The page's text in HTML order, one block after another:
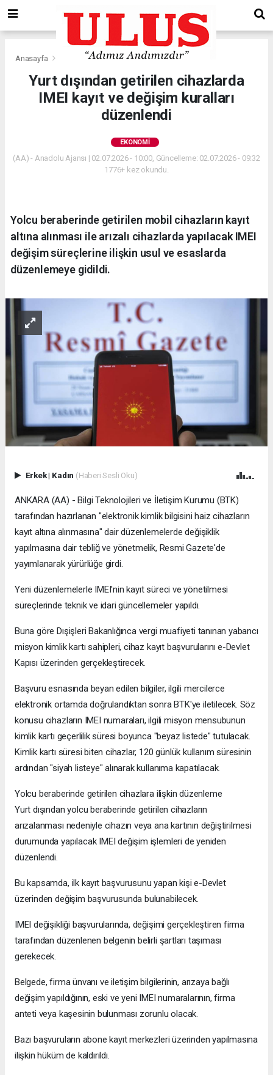
Anasayfa Ekonomi
Yurt dışından getirilen cihazlarda
IMEI kayıt ve değişim kuralları
düzenlendi
EKONOMI
(AA) - Anadolu Ajansı | 02.07.2026 - 10:00, Güncelleme: 02.07.2026 - 09:32
1776+ kez okundu.
Yolcu beraberinde getirilen mobil cihazların kayıt
altına alınması ile arızalı cihazlarda yapılacak IMEI
değişim süreçlerine ilişkin usul ve esaslarda
düzenlemeye gidildi.
Erkek| Kadın (Haberi Sesli Oku)
ANKARA (AA) - Bilgi Teknolojileri ve İletişim Kurumu (BTK)
tarafından hazırlanan "elektronik kimlik bilgisini haiz cihazların
kayıt altına alınmasına" dair düzenlemelerde değişiklik
yapılmasına dair tebliğ ve yönetmelik, Resmi Gazete'de
yayımlanarak yürürlüğe girdi.
Yeni düzenlemelerle IMEI'nin kayıt süreci ve yönetilmesi
süreçlerinde teknik ve idari güncellemeler yapıldı.
Buna göre Dışişleri Bakanlığınca vergi muafiyeti tanınan yabancı
misyon kimlik kartı sahipleri, cihaz kayıt başvurularını e-Devlet
Kapısı üzerinden gerçekleştirecek.
Başvuru esnasında beyan edilen bilgiler, ilgili mercilerce
elektronik ortamda doğrulandıktan sonra BTK'ye iletilecek. Söz
konusu cihazların IMEI numaraları, ilgili misyon mensubunun
kimlik kartı geçerlilik süresi boyunca "beyaz listede" tutulacak.
Kimlik kartı süresi biten cihazlar, 120 günlük kullanım süresinin
ardından "siyah listeye" alınarak kullanıma kapatılacak.
Yolcu beraberinde getirilen cihazlara ilişkin düzenleme
Yurt dışından yolcu beraberinde getirilen cihazların
arızalanması nedeniyle cihazın veya ana kartının değiştirilmesi
durumunda yapılacak IMEI değişim işlemleri de yeniden
düzenlendi.
Bu kapsamda, ilk kayıt başvurusunu yapan kişi e-Devlet
üzerinden değişim başvurusunda bulunabilecek.
IMEI değişikliği başvurularında, değişimi gerçekleştiren firma
tarafından düzenlenen belgenin belirli şartları taşıması
gerekecek.
Belgede, firma ünvanı ve iletişim bilgilerinin, arızaya bağlı
değişim yapıldığının, eski ve yeni IMEI numaralarının, firma
anteti veya kaşesinin bulunması zorunlu olacak.
Bazı başvuruların abone kayıt merkezleri üzerinden yapılmasına
ilişkin hüküm de kaldırıldı.